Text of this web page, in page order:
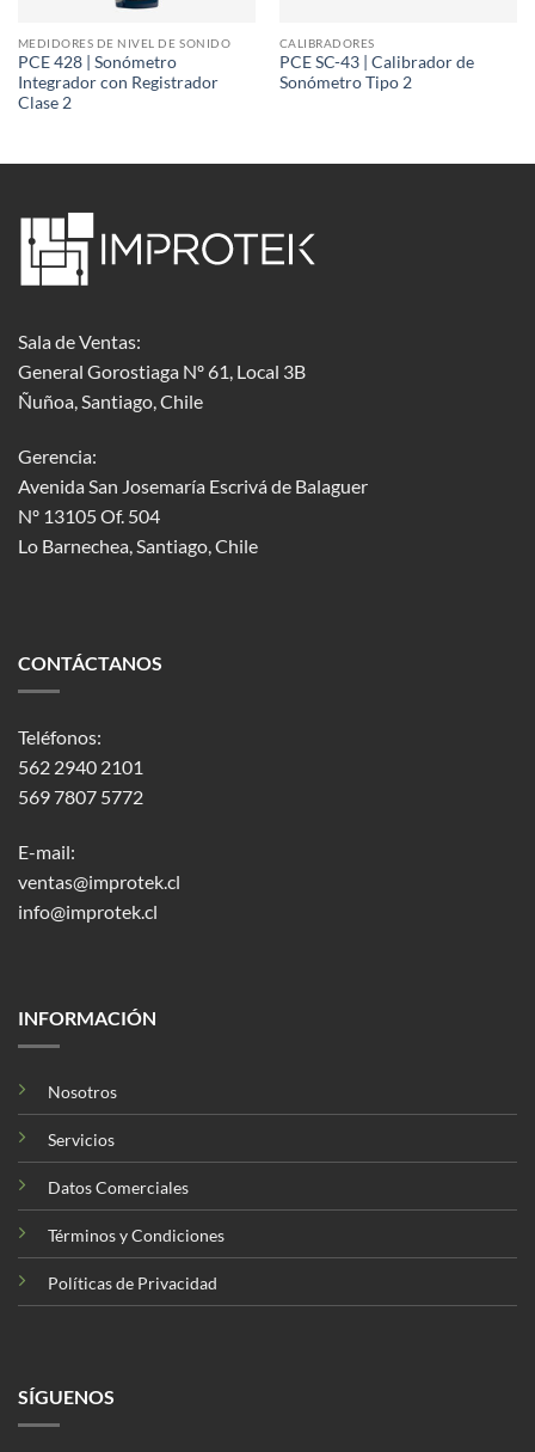
MEDIDORES DE NIVEL DE SONIDO
PCE 428 | Sonómetro
Integrador con Registrador
Clase 2
CALIBRADORES
PCE SC-43 | Calibrador de
Sonómetro Tipo 2
Sala de Ventas:
General Gorostiaga Nº 61, Local 3B
Ñuñoa, Santiago, Chile
Gerencia:
Avenida San Josemaría Escrivá de Balaguer
Nº 13105 Of. 504
Lo Barnechea , Santiago, Chile
CONTÁCTANOS
Teléfonos:
562 2940 2101
569 7807 5772
E-mail:
ventas@improtek.cl
info@improtek.cl
INFORMACIÓN
Nosotros
Servicios
Datos Comerciales
Términos y Condiciones
Políticas de Privacidad
SÍGUENOS